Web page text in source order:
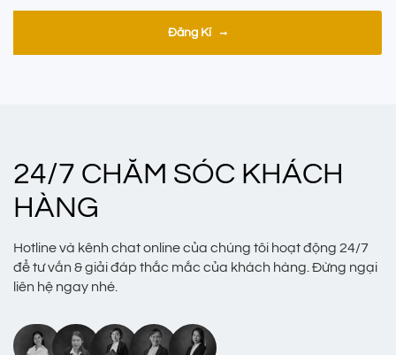
Đăng Kí
24/7 CHĂM SÓC KHÁCH
HÀNG
Hotline và kênh chat online của chúng tôi hoạt động 24/7
để tư vấn & giải đáp thắc mắc của khách hàng. Đừng ngại
liên hệ ngay nhé.